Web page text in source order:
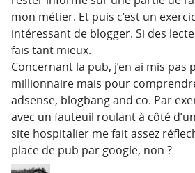
mon métier. Et puis c’est un
intéressant de blogger. Si des
fais tant mieux.
Concernant la pub, j’en ai mis pas
millionnaire mais pour
adsense, blogbang and co. Par
avec un fauteuil roulant à côté
site hospitalier me fait assez
place de pub par google, non ?